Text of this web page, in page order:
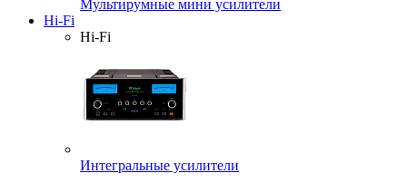
Мультирумные мини усилители
Hi-Fi
Hi-Fi
Интегральные усилители